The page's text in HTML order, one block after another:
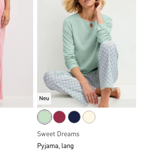
Neu
Sweet Dreams
Pyjama, lang